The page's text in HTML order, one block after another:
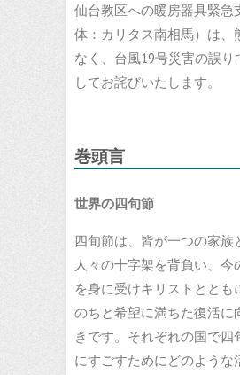
仙台教区への暖房器具緊急
体：カリタス南相馬）は、
なく、台風19号災害の誤り
してお詫びいたします。
巻頭言
世界の四旬節
四旬節は、皆が一つの家族
人々の十字架を背負い、今
を身に受けキリストととも
のちと希望に満ちた復活に
きです。それぞれの国で四
にすごすためにどのような